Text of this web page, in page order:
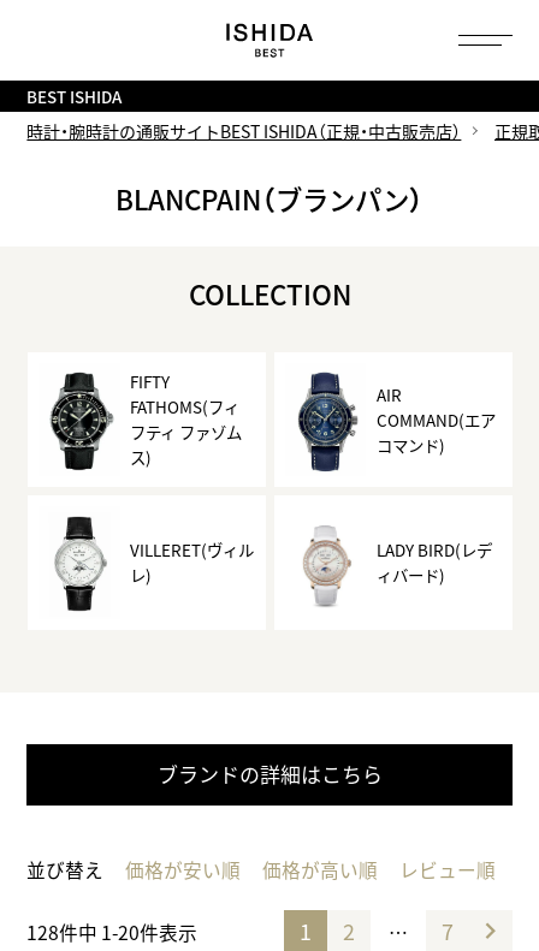
BEST ISHIDA
時計・腕時計の通販サイトBEST ISHIDA（正規・中古販売店）
正規
BLANCPAIN（ブランパン）
COLLECTION
FIFTY
FATHOMS(フィ
フティ ファゾム
ス)
AIR
COMMAND(エア
コマンド)
VILLERET(ヴィル
レ)
LADY BIRD(レデ
ィバード)
ブランドの詳細はこちら
並び替え 価格が安い順 価格が高い順 レビュー順
128件中 1-20件表示 1 2 … 7
へ